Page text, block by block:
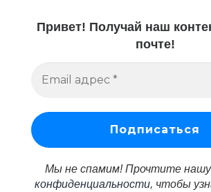
Привет! Получай наш
почте!
Мы не спамим! Прочтите нашу
конфиденциальности, чтобы